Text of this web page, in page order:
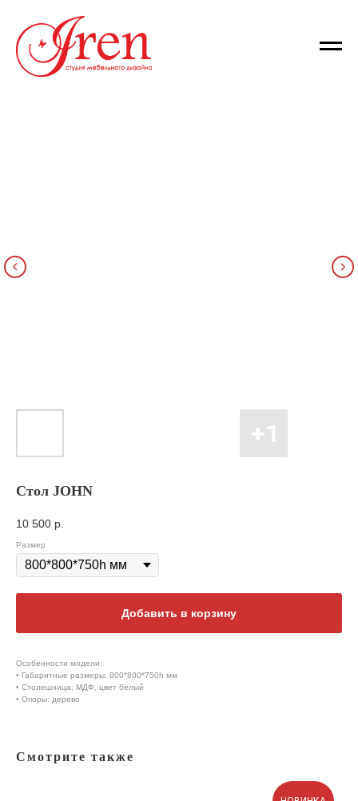
Стол JOHN
10 500 р.
Размер
Добавить в корзину
Особенности модели:
• Габаритные размеры: 800*800*750h мм
• Столешница: МДФ, цвет белый
• Опоры: дерево
Смотрите также